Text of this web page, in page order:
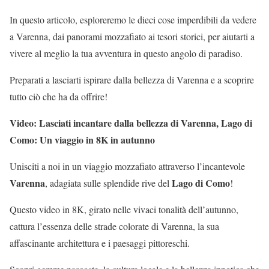
In questo articolo, esploreremo le dieci cose imperdibili da vedere
a Varenna, dai panorami mozzafiato ai tesori storici, per aiutarti a
vivere al meglio la tua avventura in questo angolo di paradiso.
Preparati a lasciarti ispirare dalla bellezza di Varenna e a scoprire
tutto ciò che ha da offrire!
Video: Lasciati incantare dalla bellezza di Varenna, Lago di
Como: Un viaggio in 8K in autunno
Unisciti a noi in un viaggio mozzafiato attraverso l’incantevole
Varenna, adagiata sulle splendide rive del Lago di Como!
Questo video in 8K, girato nelle vivaci tonalità dell’autunno,
cattura l’essenza delle strade colorate di Varenna, la sua
affascinante architettura e i paesaggi pittoreschi.